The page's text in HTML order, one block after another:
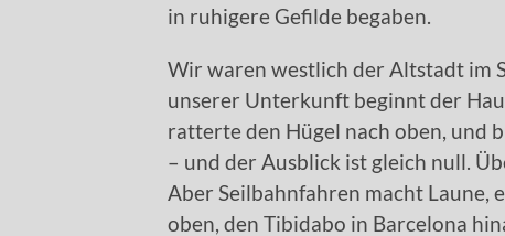
in ruhigere Gefilde begaben.
Wir waren westlich der Altstadt im
unserer Unterkunft beginnt der
ratterte den Hügel nach oben, und
– und der Ausblick ist gleich null.
Aber Seilbahnfahren macht Laune,
oben, den Tibidabo in Barcelona